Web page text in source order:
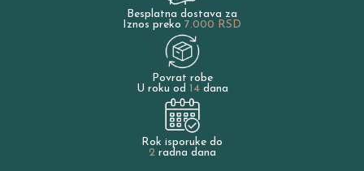
Besplatna dostava za
Iznos preko 7.000 RSD
Povrat robe
U roku od 14dana
Rok isporuke do
2radna dana